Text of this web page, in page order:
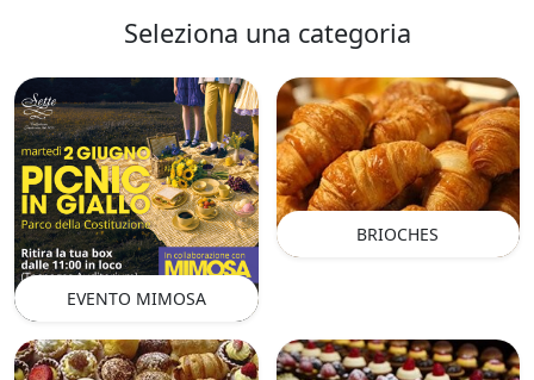
Seleziona una categoria
EVENTO MIMOSA
BRIOCHES